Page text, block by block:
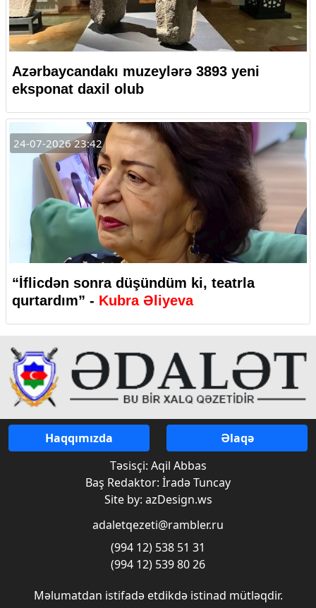
Azərbaycandakı muzeylərə 3893 yeni
eksponat daxil olub
24-07-2026 23:42
“İflicdən sonra düşündüm ki, teatrla
qurtardım” - Kubra Əliyeva
Haqqımızda
Əlaqə
Təsisçi: Aqil Abbas
Baş Redaktor: İradə Tuncay
Site by: azDesign.ws
adaletqezeti@rambler.ru
(994 12) 538 51 31
(994 12) 539 80 26
Məlumatdan istifadə etdikdə istinad mütləqdir.